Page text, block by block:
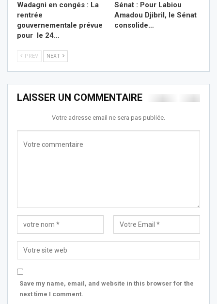
Wadagni en congés : La
rentrée
gouvernementale prévue
pour le 24…
Sénat : Pour Labiou
Amadou Djibril, le Sénat
consolide…
PREV NEXT
LAISSER UN COMMENTAIRE
Votre adresse email ne sera pas publiée.
Save my name, email, and website in this browser for the
next time I comment.